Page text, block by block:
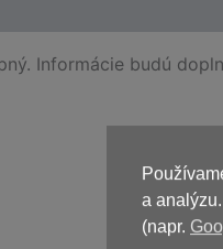
a
(napr.
Informácie budú